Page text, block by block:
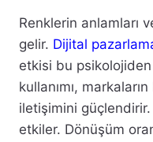
Renklerin anlamları
gelir. Dijital
etkisi bu
kullanımı,
iletişimini güçlendirir.
etkiler. Dönüşüm